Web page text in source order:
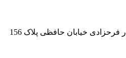
خیابان حافظی پلاک 156